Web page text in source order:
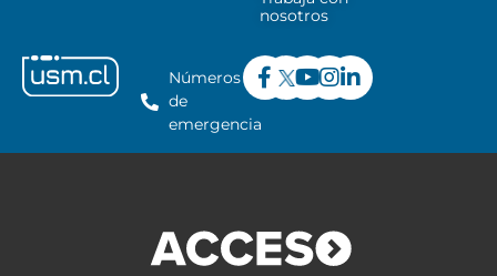
nosotros
Números
de
emergencia